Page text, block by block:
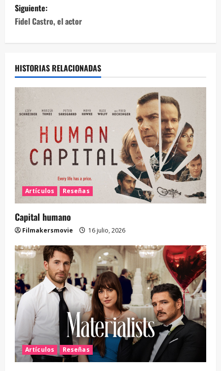
Siguiente:
Fidel Castro, el actor
HISTORIAS RELACIONADAS
Artículos Reseñas
Capital humano
Filmakersmovie 16 julio, 2026
Artículos Reseñas